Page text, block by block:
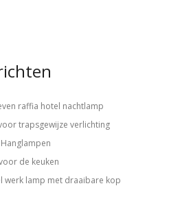
raffia hotel nachtlamp
trapsgewijze verlichting
de keuken
werk lamp met draaibare kop